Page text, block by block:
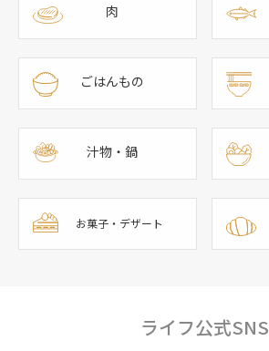
肉
ごはんもの
汁物・鍋
お菓子・デザート
ライフ公式SNS